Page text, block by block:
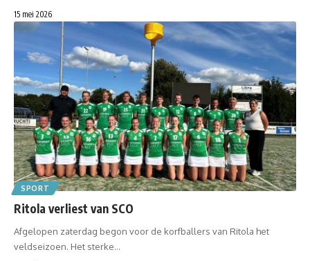
15 mei 2026
SPORT
Ritola verliest van SCO
Afgelopen zaterdag begon voor de korfballers van Ritola het
veldseizoen. Het sterke…